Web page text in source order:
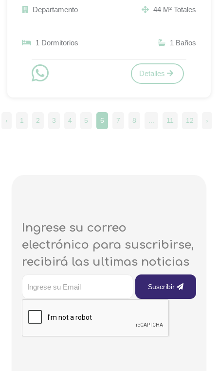
Departamento 44 M² Totales
1 Dormitorios 1 Baños
Detalles
‹ 1 2 3 4 5 6 7 8 11 12 ›
Ingrese su correo
electrónico para suscribirse,
recibirá las ultimas noticias
Suscribir